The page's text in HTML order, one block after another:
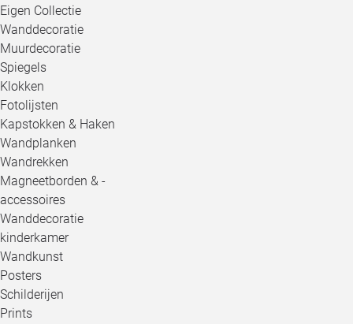
Eigen Collectie
Wanddecoratie
Muurdecoratie
Spiegels
Klokken
Fotolijsten
Kapstokken & Haken
Wandplanken
Wandrekken
Magneetborden & -
accessoires
Wanddecoratie
kinderkamer
Wandkunst
Posters
Schilderijen
Prints